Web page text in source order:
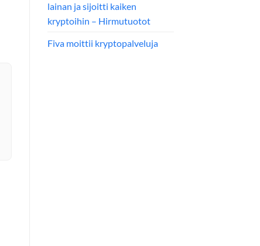
lainan ja sijoitti kaiken
kryptoihin – Hirmutuotot
Fiva moittii kryptopalveluja